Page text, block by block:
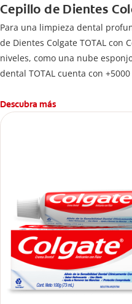
Cepillo de Dientes
Para una limpieza dental
de Dientes Colgate TOTAL con
niveles, como una nube
dental TOTAL cuenta con
un cepillo normal.
Descubra más